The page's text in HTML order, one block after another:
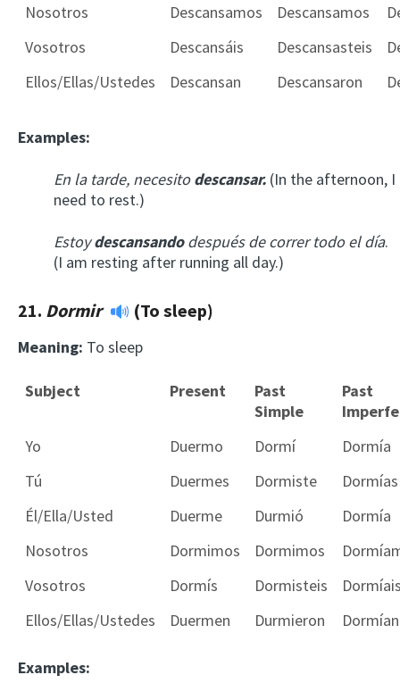
Nosotros
Descansamos Descansamos
Vosotros
Descansáis Descansasteis
Ellos/Ellas/Ustedes
Descansan Descansaron
Examples:
En la tarde, necesitodescansar. (In the afternoon, I
need to rest.)
Estoydescansandodespués de correr todo el día.
(I am resting after running all day.)
21. Dormir (To sleep)
Meaning: To sleep
Subject Present
Past
Simple
Past
Yo
Duermo Dormí
Dormía
Tú
Duermes Dormiste
Dormías
Él/Ella/Usted
Duerme Durmió
Dormía
Nosotros
Dormimos Dormimos
Vosotros
Dormís Dormisteis
Ellos/Ellas/Ustedes
Duermen Durmieron Dormían
Examples: